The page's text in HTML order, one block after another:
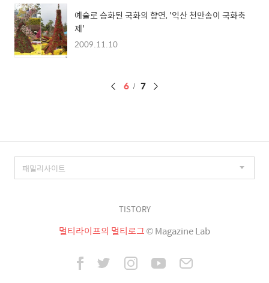
예술로 승화된 국화의 향연, '익산 천만송이 국화축
제'
2009.11.10
페
6 7
TISTORY
멀티라이프의 멀티로그© Magazine Lab